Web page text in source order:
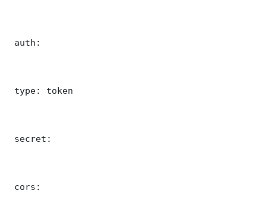
auth:
type: token
secret:
cors: